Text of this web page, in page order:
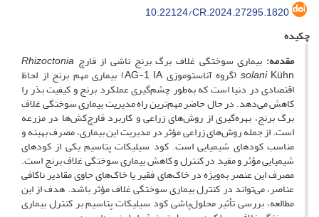
10.22124/CR.2024.27295.1820
چکیده
مقدمه: بیماری سوختگی غلاف برگ برنج ناشی از قارچ Rhizoctonia
solani Kühn (گروه آناستوموزی AG-1 IA) بیماری مهم برنج از لحاظ
اقتصادی در دنیا است که به‌طور چشم‌گیری عملکرد برنج و کیفیت بذر را
کاهش می‌دهد. در حال حاضر مهم‌ترین راه مدیریت بیماری سوختگی غلاف
برگ برنج، بهره‌گیری از روش‌های زراعی و کاربرد قارچ‌کش‌ها در مزرعه
است. از جمله روش‌های زراعی مؤثر در مدیریت این بیماری، مصرف بهینه و
مناسب کودهای شیمیایی است. کود سیلیکات پتاسیم یکی از کودهای
شیمیایی مؤثر و مفید در کنترل و کاهش بیماری سوختگی غلاف برنج است.
مصرف این عنصر به‌ویژه در خاک‌های فقیر یا خاک‌های حاوی مقادیر ناکافی
عناصر، می‌تواند در کنترل بیماری سوختگی غلاف مؤثر باشد. هدف از این
مطالعه، بررسی تأثیر محلول‌پاشی کود سیلیکات پتاسیم بر کنترل بیماری